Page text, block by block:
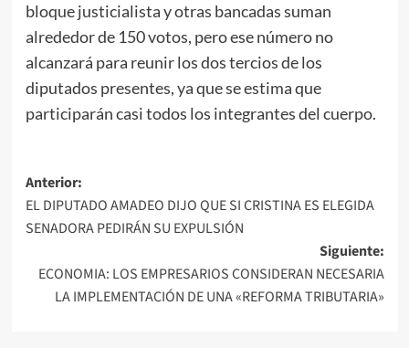
bloque justicialista y otras bancadas suman
alrededor de 150 votos, pero ese número no
alcanzará para reunir los dos tercios de los
diputados presentes, ya que se estima que
participarán casi todos los integrantes del cuerpo.
Navegación
de
Anterior:
EL DIPUTADO AMADEO DIJO QUE SI CRISTINA ES ELEGIDA
SENADORA PEDIRÁN SU EXPULSIÓN
Siguiente:
ECONOMIA: LOS EMPRESARIOS CONSIDERAN NECESARIA
LA IMPLEMENTACIÓN DE UNA «REFORMA TRIBUTARIA»